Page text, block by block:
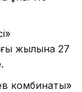
жылына 27
комбинаты»